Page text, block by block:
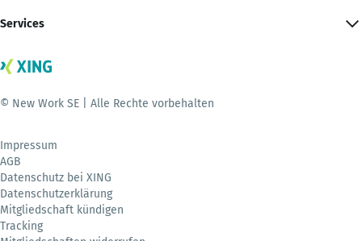
Services
© New Work SE | Alle Rechte vorbehalten
Impressum
AGB
Datenschutz bei XING
Datenschutzerklärung
Mitgliedschaft kündigen
Tracking